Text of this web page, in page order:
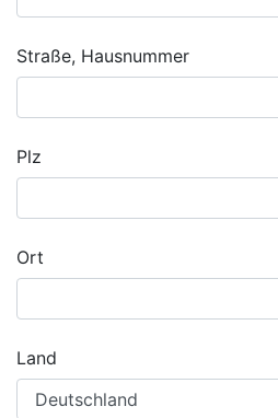
Straße, Hausnummer
Plz
Ort
Land